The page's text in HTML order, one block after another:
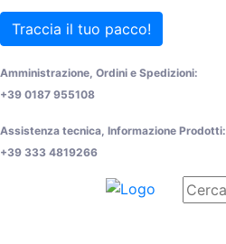
Traccia il tuo pacco!
Amministrazione, Ordini e Spedizioni:
+39 0187 955108
Assistenza tecnica, Informazione Prodotti:
+39 333 4819266